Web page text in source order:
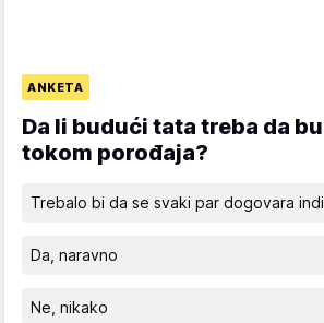
ANKETA
Da li budući tata treba da
tokom porođaja?
Trebalo bi da se svaki par dogovara
Da, naravno
Ne, nikako